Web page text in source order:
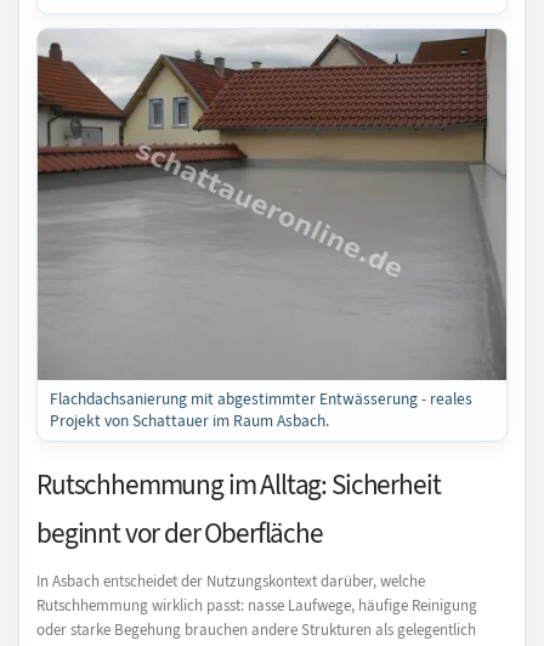
Flachdachsanierung mit abgestimmter Entwässerung - reales
Projekt von Schattauer im Raum Asbach.
Rutschhemmung im Alltag: Sicherheit
beginnt vor der Oberfläche
In Asbach entscheidet der Nutzungskontext darüber, welche
Rutschhemmung wirklich passt: nasse Laufwege, häufige Reinigung
oder starke Begehung brauchen andere Strukturen als gelegentlich